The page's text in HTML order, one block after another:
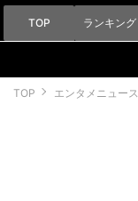
TOP ランキング
TOP エンタメニュース